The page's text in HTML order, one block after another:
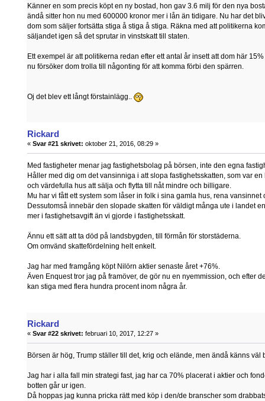
Känner en som precis köpt en ny bostad, hon gav 3.6 milj för den nya
ändå sitter hon nu med 600000 kronor mer i lån än tidigare. Nu har det
dom som säljer fortsätta stiga å stiga å stiga. Räkna med att politikerna
säljandet igen så det sprutar in vinstskatt till staten.
Ett exempel är att politikerna redan efter ett antal år insett att dom här
nu försöker dom trolla till någonting för att komma förbi den spärren.
Oj det blev ett långt förstainlägg..
Rickard
« Svar #21 skrivet: oktober 21, 2016, 08:29 »
Med fastigheter menar jag fastighetsbolag på börsen, inte den egna
Håller med dig om det vansinniga i att slopa fastighetsskatten, som var
och värdefulla hus att sälja och flytta till nåt mindre och billigare.
Mu har vi fått ett system som låser in folk i sina gamla hus, rena vansinnet
Dessutomså innebär den slopade skatten för väldigt många ute i landet
mer i fastighetsavgift än vi gjorde i fastighetsskatt.
Ännu ett sätt att ta död på landsbygden, till förmån för storstäderna.
Om omvänd skattefördelning helt enkelt.
Jag har med framgång köpt Nilörn aktier senaste året +76%.
Även Enquest tror jag på framöver, de gör nu en nyemmission, och efter
kan stiga med flera hundra procent inom några år.
Rickard
« Svar #22 skrivet: februari 10, 2017, 12:27 »
Börsen är hög, Trump ställer till det, krig och elände, men ändå känns väl
Jag har i alla fall min strategi fast, jag har ca 70% placerat i aktier och
botten går ur igen.
Då hoppas jag kunna pricka rätt med köp i den/de branscher som